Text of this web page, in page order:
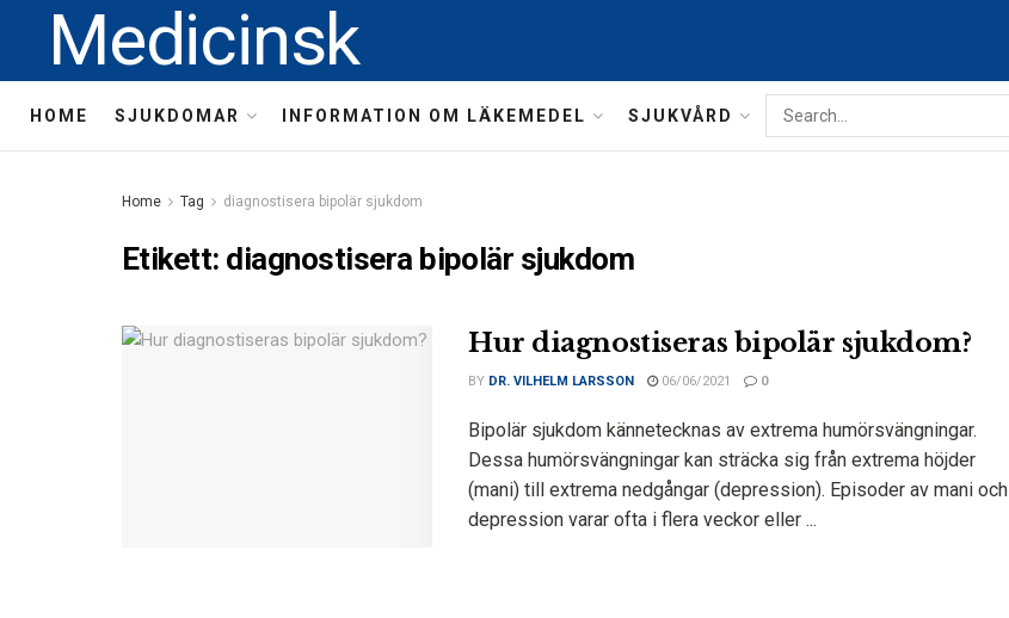
Medicinsk
HOME SJUKDOMAR INFORMATION OM LÄKEMEDEL SJUKVÅRD
Home Tag diagnostisera bipolär sjukdom
Etikett: diagnostisera bipolär sjukdom
Hur diagnostiseras bipolär sjukdom?
BY DR. VILHELM LARSSON 06/06/2021 0
Bipolär sjukdom kännetecknas av extrema humörsvängningar.
Dessa humörsvängningar kan sträcka sig från extrema höjder
(mani) till extrema nedgångar (depression). Episoder av mani och
depression varar ofta i flera veckor eller ...